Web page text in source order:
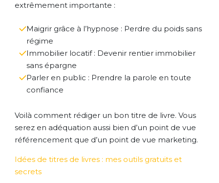
extrêmement importante :
Maigrir grâce à l’hypnose : Perdre du poids sans
régime
Immobilier locatif : Devenir rentier immobilier
sans épargne
Parler en public : Prendre la parole en toute
confiance
Voilà comment rédiger un bon titre de livre. Vous
serez en adéquation aussi bien d’un point de vue
référencement que d’un point de vue marketing.
Idées de titres de livres : mes outils gratuits et
secrets